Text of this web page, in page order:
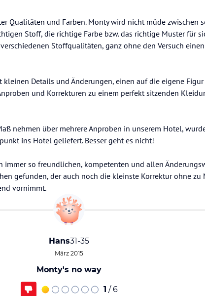
Qualitäten und Farben. Monty wird nicht müde zwischen
Stoff, die richtige Farbe bzw. das richtige Muster für
Stoffqualitäten, ganz ohne den Versuch
kleinen Details und Änderungen, einen auf die eigene
und Korrekturen zu einem perfekt sitzenden
nehmen über mehrere Anproben in unserem Hotel,
ins Hotel geliefert. Besser geht es nicht!
immer so freundlichen, kompetenten und allen
gefunden, der auch noch die kleinste Korrektur ohne zu
vornimmt.
Hans31-35
März 2015
Monty's no way
1 / 6